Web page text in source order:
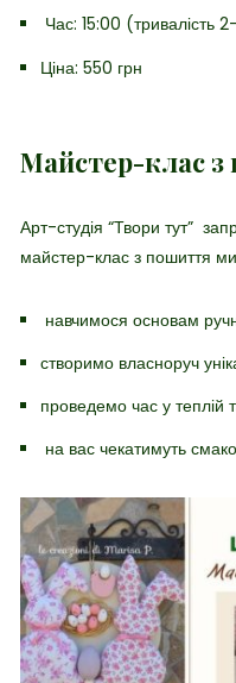
Час: 15:00 (тривалість
Ціна: 550 грн
Майстер-клас
Арт-студія “Твори тут”
майстер-клас з пошиття
навчимося основам
створимо власноруч
проведемо час у теплій
на вас чекатимуть